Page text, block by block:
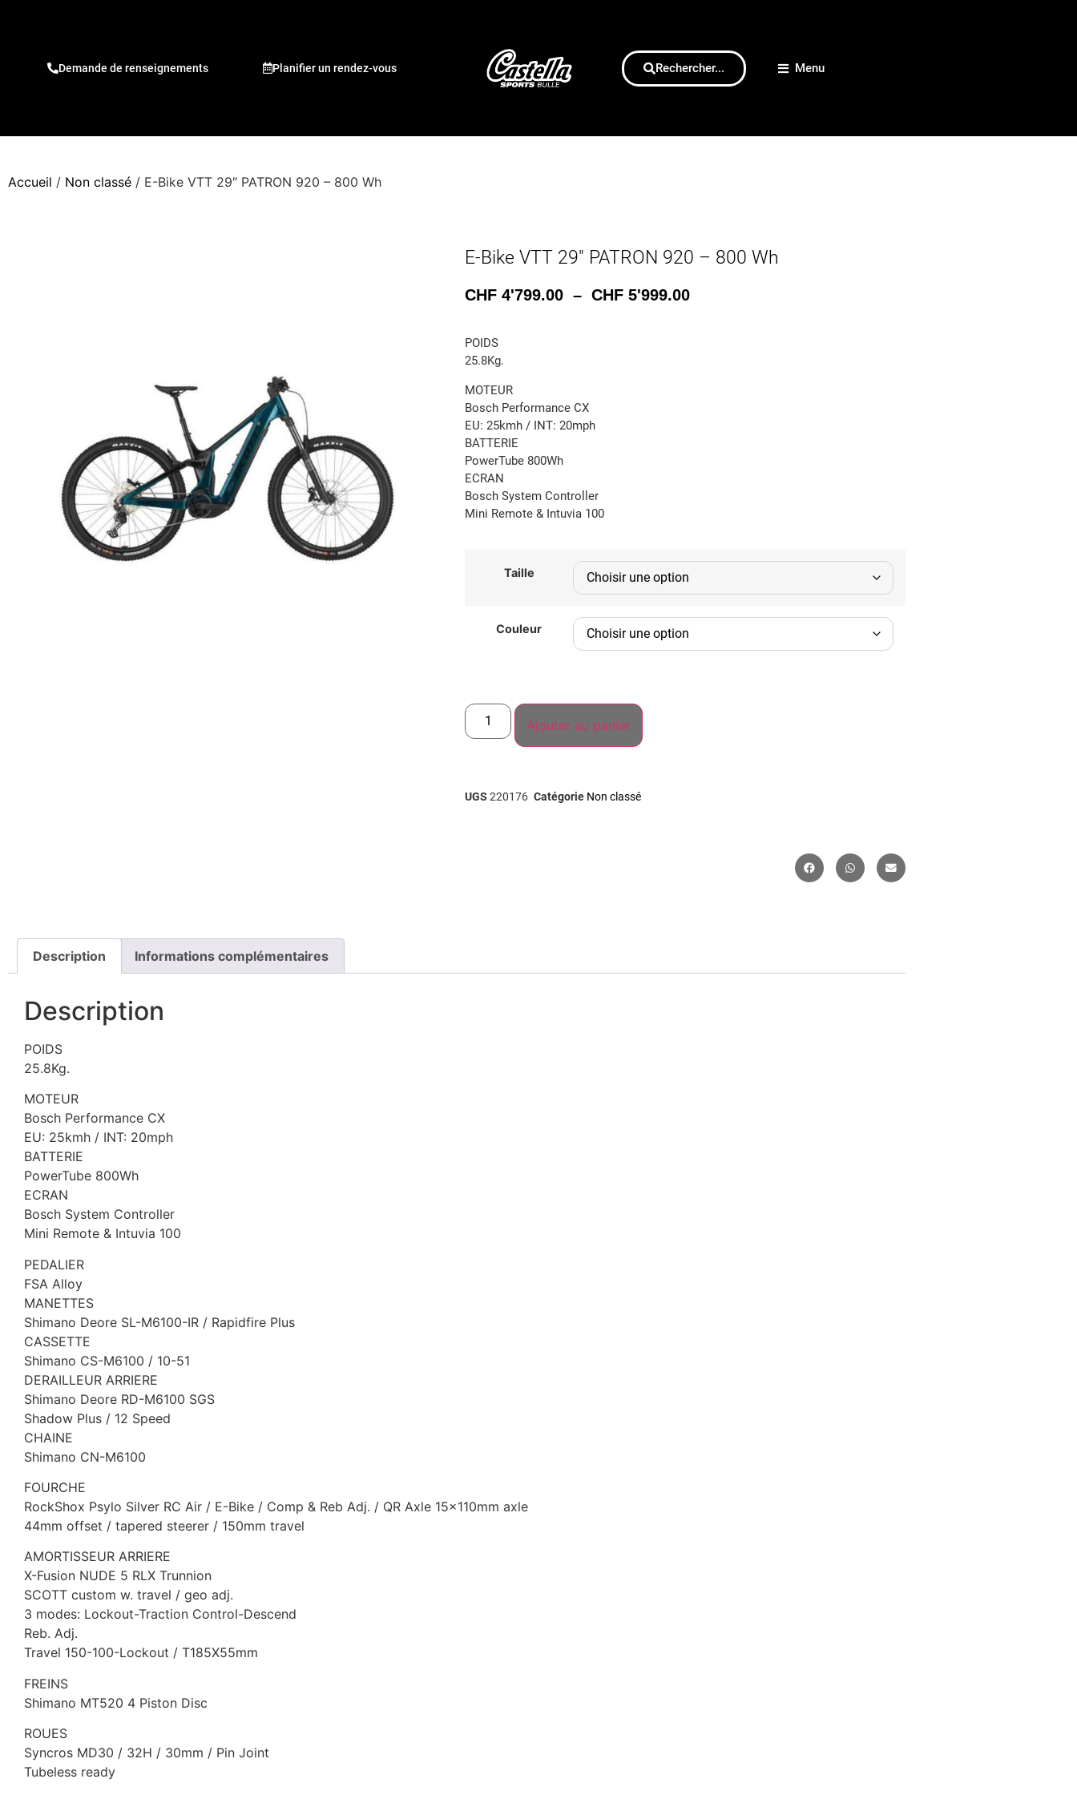
Demande de renseignements Planifier un rendez-vous Rechercher... Menu
Accueil / Non classé / E-Bike VTT 29″ PATRON 920 – 800 Wh
E-Bike VTT 29″ PATRON 920 – 800 Wh
CHF 4'799.00 – CHF 5'999.00
POIDS
25.8Kg.
MOTEUR
Bosch Performance CX
EU: 25kmh / INT: 20mph
BATTERIE
PowerTube 800Wh
ECRAN
Bosch System Controller
Mini Remote & Intuvia 100
Taille
Couleur
Ajouter au panier
UGS 220176 Catégorie Non classé
Description Informations complémentaires
Description
POIDS
25.8Kg.
MOTEUR
Bosch Performance CX
EU: 25kmh / INT: 20mph
BATTERIE
PowerTube 800Wh
ECRAN
Bosch System Controller
Mini Remote & Intuvia 100
PEDALIER
FSA Alloy
MANETTES
Shimano Deore SL-M6100-IR / Rapidfire Plus
CASSETTE
Shimano CS-M6100 / 10-51
DERAILLEUR ARRIERE
Shimano Deore RD-M6100 SGS
Shadow Plus / 12 Speed
CHAINE
Shimano CN-M6100
FOURCHE
RockShox Psylo Silver RC Air / E-Bike / Comp & Reb Adj. / QR Axle 15x110mm axle
44mm offset / tapered steerer / 150mm travel
AMORTISSEUR ARRIERE
X-Fusion NUDE 5 RLX Trunnion
SCOTT custom w. travel / geo adj.
3 modes: Lockout-Traction Control-Descend
Reb. Adj.
Travel 150-100-Lockout / T185X55mm
FREINS
Shimano MT520 4 Piston Disc
ROUES
Syncros MD30 / 32H / 30mm / Pin Joint
Tubeless ready